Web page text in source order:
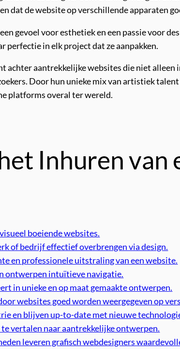
dat de website op verschillende apparaten
gevoel voor esthetiek en een passie voor
perfectie in elk project dat ze aanpakken.
achter aantrekkelijke websites die niet
Door hun unieke mix van artistiek
platforms overal ter wereld.
Inhuren van
boeiende websites.
of bedrijf effectief overbrengen via design.
en professionele uitstraling van een website.
ontwerpen intuïtieve navigatie.
in unieke en op maat gemaakte ontwerpen.
websites goed worden weergegeven op
en blijven up-to-date met nieuwe
vertalen naar aantrekkelijke ontwerpen.
leveren grafisch webdesigners